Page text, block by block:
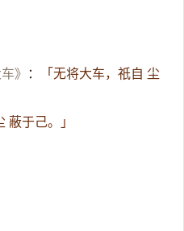
》 ：
「无将大车，祇自 尘
蔽于己。」